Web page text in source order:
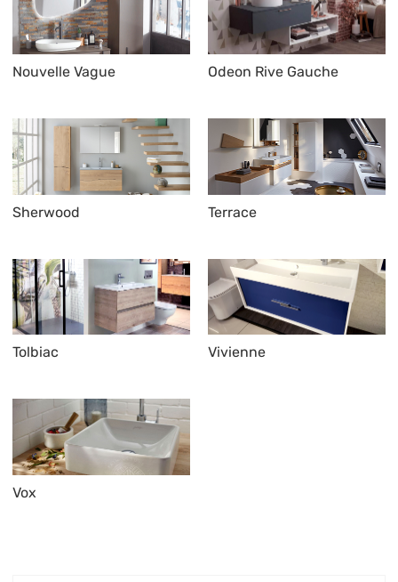
Nouvelle Vague Odeon Rive Gauche
Sherwood Terrace
Tolbiac Vivienne
Vox